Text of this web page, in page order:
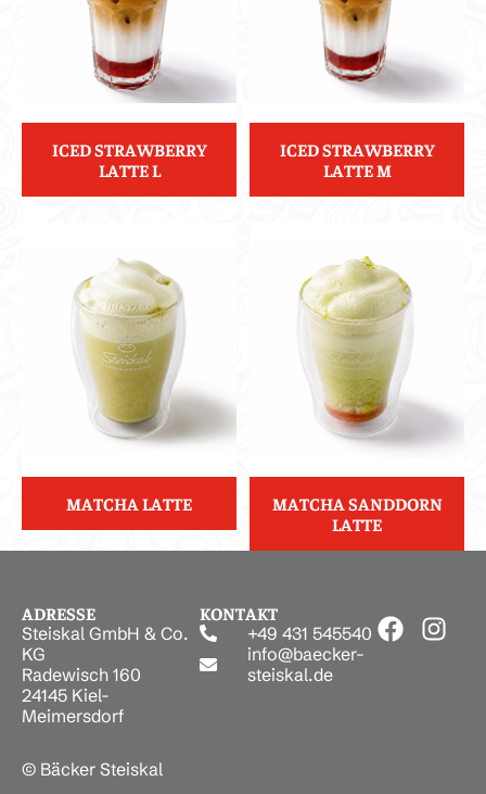
ICED STRAWBERRY
LATTE L
ICED STRAWBERRY
LATTE M
MATCHA LATTE
MATCHA SANDDORN
LATTE
ADRESSE
Steiskal GmbH & Co.
KG
Radewisch 160
24145 Kiel-
Meimersdorf
KONTAKT
+49 431 545540
info@baecker-
steiskal.de
© Bäcker Steiskal